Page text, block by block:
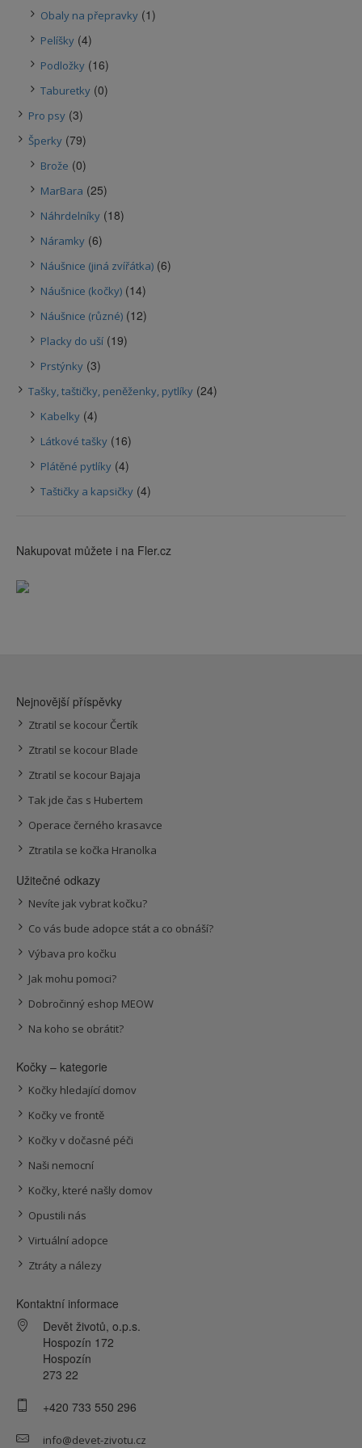
Obaly na přepravky (1)
Pelíšky (4)
Podložky (16)
Taburetky (0)
Pro psy (3)
Šperky (79)
Brože (0)
MarBara (25)
Náhrdelníky (18)
Náramky (6)
Náušnice (jiná zvířátka) (6)
Náušnice (kočky) (14)
Náušnice (různé) (12)
Placky do uší (19)
Prstýnky (3)
Tašky, taštičky, peněženky, pytlíky (24)
Kabelky (4)
Látkové tašky (16)
Plátěné pytlíky (4)
Taštičky a kapsičky (4)
Nakupovat můžete i na Fler.cz
Nejnovější příspěvky
Ztratil se kocour Čertík
Ztratil se kocour Blade
Ztratil se kocour Bajaja
Tak jde čas s Hubertem
Operace černého krasavce
Ztratila se kočka Hranolka
Užitečné odkazy
Nevíte jak vybrat kočku?
Co vás bude adopce stát a co obnáší?
Výbava pro kočku
Jak mohu pomoci?
Dobročinný eshop MEOW
Na koho se obrátit?
Kočky – kategorie
Kočky hledající domov
Kočky ve frontě
Kočky v dočasné péči
Naši nemocní
Kočky, které našly domov
Opustili nás
Virtuální adopce
Ztráty a nálezy
Kontaktní informace
Devět životů, o.p.s.
Hospozín 172
Hospozín
273 22
+420 733 550 296
info@devet-zivotu.cz